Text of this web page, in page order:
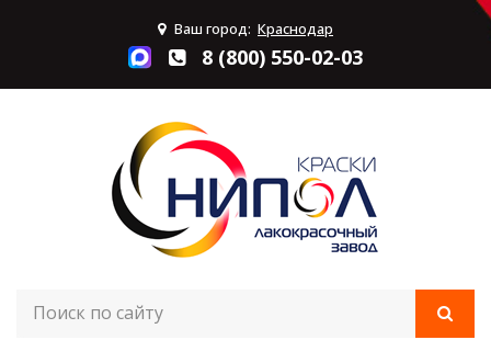
Ваш город: Краснодар
8 (800) 550-02-03